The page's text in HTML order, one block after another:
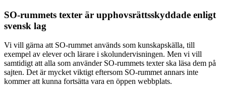
SO-rummets texter är upphovsrättsskyddade enligt
svensk lag
Vi vill gärna att SO-rummet används som kunskapskälla, till
exempel av elever och lärare i skolundervisningen. Men vi vill
samtidigt att alla som använder SO-rummets texter ska läsa dem på
sajten. Det är mycket viktigt eftersom SO-rummet annars inte
kommer att kunna fortsätta vara en öppen webbplats.